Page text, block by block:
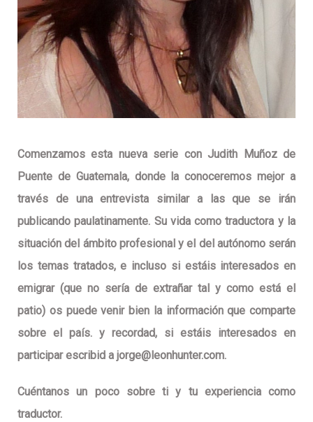
Comenzamos esta nueva serie conJudith Muñoz de
Puente de Guatemala, donde la conoceremos mejor a
través de una entrevista similar a las que se irán
publicando paulatinamente. Su vida como traductora y la
situación del ámbito profesional y el del autónomo serán
los temas tratados, e incluso si estáis interesados en
emigrar (que no sería de extrañar tal y como está el
patio) os puede venir bien la información que comparte
sobre el país. y recordad, si estáis interesados en
participar escribid a jorge@leonhunter.com.
Cuéntanos un poco sobre ti y tu experiencia como
traductor.